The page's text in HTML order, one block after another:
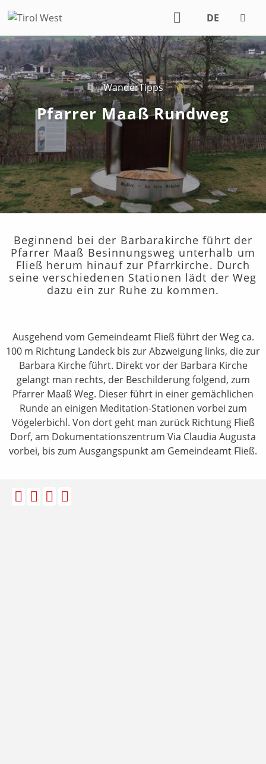
DE
EN
WanderTipps
Pfarrer Maaß Rundweg
Beginnend bei der Barbarakirche führt der
Pfarrer Maaß Besinnungsweg unterhalb um
Fließ herum hinauf zur Pfarrkirche. Durch
seine verschiedenen Stationen lädt der Weg
dazu ein zur Ruhe zu kommen.
Ausgehend vom Gemeindeamt Fließ führt der Weg ca.
100 m Richtung Landeck bis zur Abzweigung links, die zur
Barbara Kirche führt. Direkt vor der Barbara Kirche
gelangt man rechts, der Beschilderung folgend, zum
Pfarrer Maaß Weg. Dieser führt in einer gemächlichen
Runde an einigen Meditation-Stationen vorbei zum
Vögelerbichl. Von dort geht man zurück Richtung Fließ
Dorf, am Dokumentationszentrum Via Claudia Augusta
vorbei, bis zum Ausgangspunkt am Gemeindeamt Fließ.